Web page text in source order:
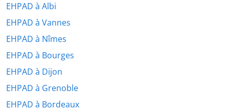
EHPAD à Albi
EHPAD à Vannes
EHPAD à Nîmes
EHPAD à Bourges
EHPAD à Dijon
EHPAD à Grenoble
EHPAD à Bordeaux